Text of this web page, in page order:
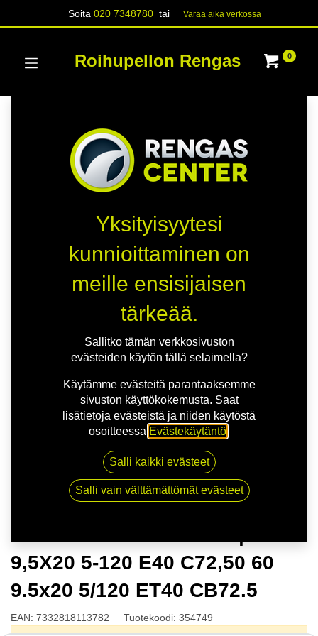
Soita020 7348780 tai Varaa aika verk​​​​ossa
Roihupellon Rengas 0
NITRO APEX FF G.GUN | 9,5X20 5-120 E40 C72,50 60
9.5x20 5/120 ET40 CB72.5
9,5X20 5-120 E40 C72,50 60
9.5x20 5/120 ET40 CB72.5
EAN: 7332818113782 Tuotekoodi: 354749
Yksityisyytesi
kunnioittaminen on
meille ensisijaisen
tärkeää.
Sallitko tämän verkkosivuston
evästeiden käytön tällä selaimella?
Käytämme evästeitä parantaaksemme
sivuston käyttökokemusta. Saat
lisätietoja evästeistä ja niiden käytöstä
osoitteessa Evästekäytäntö
Salli kaikki evästeet
Salli vain välttämättömät evästeet